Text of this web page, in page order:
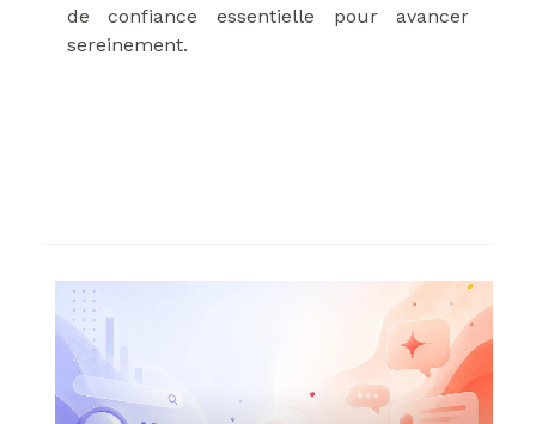
de confiance essentielle pour avancer
sereinement.